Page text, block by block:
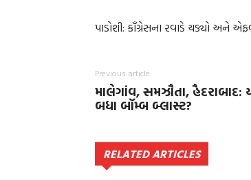
પાડોશી: કૉંગ્રેસના રવાડે ચડ્યો અને
Previous article
માલેગાંવ, સમઝૌતા,
બધા બૉમ્બ બ્લાસ્ટ?
RELATED ARTICLES